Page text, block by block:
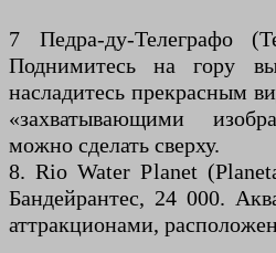
7 Педра-ду-Телеграфо
Поднимитесь на гору
насладитесь прекрасным
«захватывающими
можно сделать сверху.
8. Rio Water Planet
Бандейрантес, 24 000.
аттракционами,